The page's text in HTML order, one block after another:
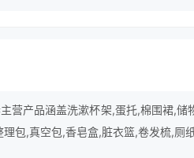
营产品涵盖洗漱杯架,蛋托,棉围裙,
理包,真空包,香皂盒,脏衣篮,卷发梳,厕